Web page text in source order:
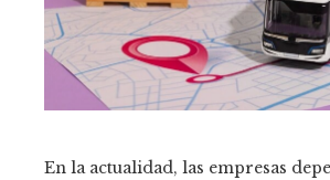
En la actualidad, las empresas